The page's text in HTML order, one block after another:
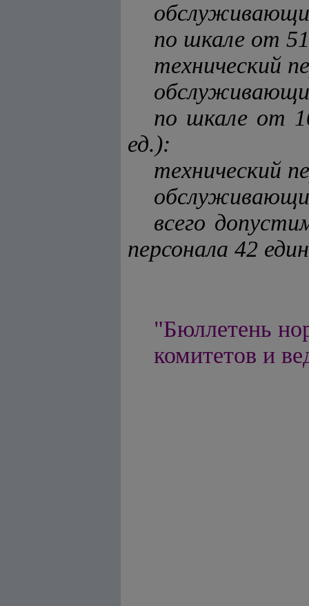
по шкале от
технический
по шкале от
ед.):
технический
всего
персонала 42
"Бюллетень
комитетов и